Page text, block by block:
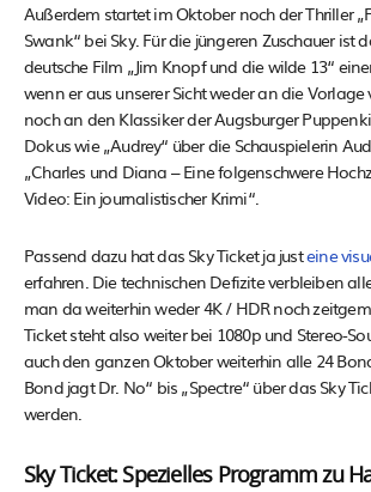
Außerdem startet im Oktober noch der Thriller
Swank“ bei Sky. Für die jüngeren Zuschauer ist
deutsche Film „Jim Knopf und die wilde 13“
wenn er aus unserer Sicht weder an die
noch an den Klassiker der Augsburger
Dokus wie „Audrey“ über die Schauspielerin
„Charles und Diana – Eine folgenschwere
Video: Ein journalistischer Krimi“.
Passend dazu hat das Sky Ticket ja justeine
erfahren. Die technischen Defizite verbleiben
man da weiterhin weder 4K / HDR noch
Ticket steht also weiter bei 1080p und Stereo-
auch den ganzen Oktober weiterhin alle 24
Bond jagt Dr. No“ bis „Spectre“ über das Sky
werden.
Sky Ticket: Spezielles Programm zu